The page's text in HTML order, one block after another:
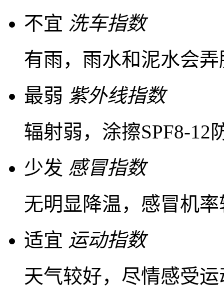
不宜 洗车指数
有雨，雨水和泥水会
最弱 紫外线指数
辐射弱，涂擦SPF8-12
少发 感冒指数
无明显降温，感冒机
适宜 运动指数
天气较好，尽情感受